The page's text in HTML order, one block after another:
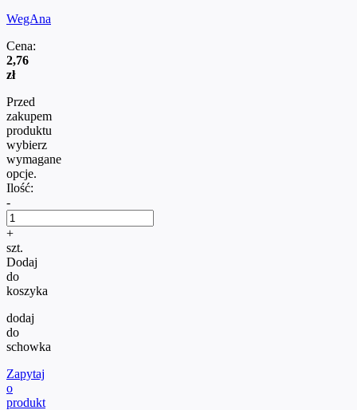
WegAna
Cena:
2,76
zł
Przed
zakupem
produktu
wybierz
wymagane
opcje.
Ilość:
-
+
szt.
Dodaj
do
koszyka
dodaj
do
schowka
Zapytaj
o
produkt